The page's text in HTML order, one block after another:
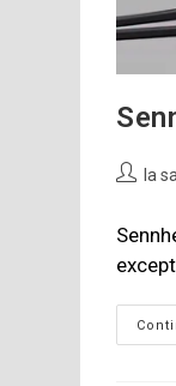
la
la